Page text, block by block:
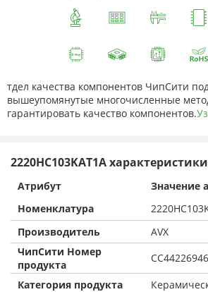
тдел качества компонентов ЧипСити
вышеупомянутые многочисленные
гарантировать качество компонентов.
2220HC103KAT1A характеристики
Атрибут
Значение
Номенклатура
Производитель
AVX
ЧипСити Номер
продукта
CC44226946
Категория продукта